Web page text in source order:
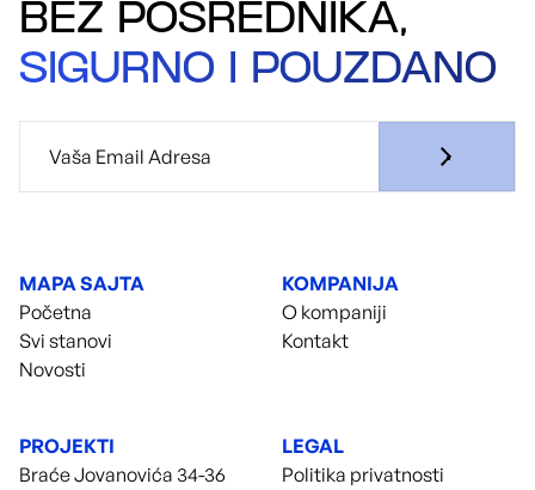
BEZ POSREDNIKA,
SIGURNO I POUZDANO
MAPA SAJTA
Početna
Svi stanovi
Novosti
KOMPANIJA
O kompaniji
Kontakt
PROJEKTI
Braće Jovanovića 34-36
LEGAL
Politika privatnosti